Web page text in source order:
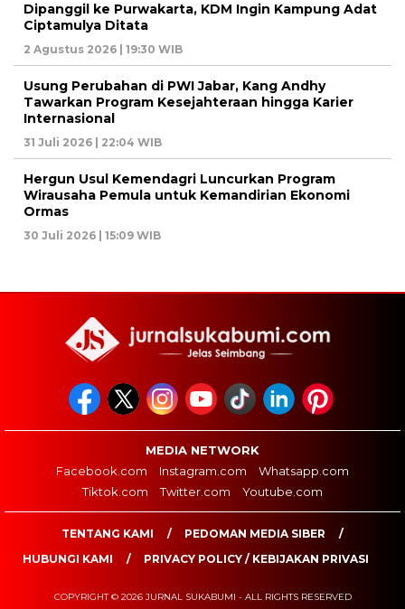
Dipanggil ke Purwakarta, KDM Ingin Kampung Adat
Ciptamulya Ditata
2 Agustus 2026 | 19:30 WIB
Usung Perubahan di PWI Jabar, Kang Andhy
Tawarkan Program Kesejahteraan hingga Karier
Internasional
31 Juli 2026 | 22:04 WIB
Hergun Usul Kemendagri Luncurkan Program
Wirausaha Pemula untuk Kemandirian Ekonomi
Ormas
30 Juli 2026 | 15:09 WIB
MEDIA NETWORK
Facebook.com
Instagram.com
Whatsapp.com
Tiktok.com
Twitter.com Youtube.com
TENTANG KAMI
PEDOMAN MEDIA SIBER
HUBUNGI KAMI
PRIVACY POLICY / KEBIJAKAN PRIVASI
COPYRIGHT © 2026 JURNAL SUKABUMI - ALL RIGHTS RESERVED